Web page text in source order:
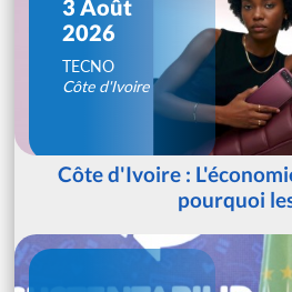
3 Août
2026
TECNO
Côte d'Ivoire
Côte d'Ivoire :
pourquoi